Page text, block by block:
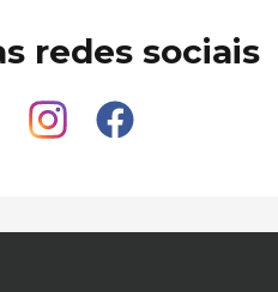
redes sociais